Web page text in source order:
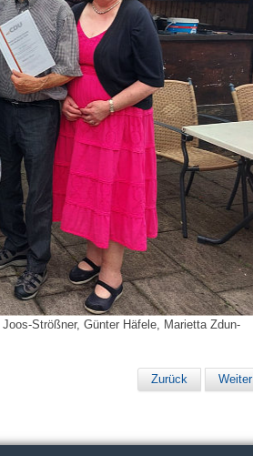
Strößner, Günter Häfele, Marietta Zdun-
Zurück Weiter